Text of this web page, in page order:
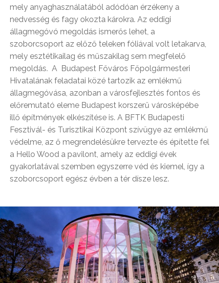
mely anyaghasználatából adódóan érzékeny a
nedvesség és fagy okozta károkra. Az eddigi
állagmegóvó megoldás ismerős lehet, a
szoborcsoport az előző teleken fóliával volt letakarva,
mely esztétikailag és műszakilag sem megfelelő
megoldás. A Budapest Főváros Főpolgármesteri
Hivatalának feladatai közé tartozik az emlékmű
állagmegóvása, azonban a városfejlesztés fontos és
előremutató eleme Budapest korszerű városképébe
illő építmények elkészítése is. A BFTK Budapesti
Fesztivál- és Turisztikai Központ szívügye az emlékmű
védelme, az ő megrendelésükre tervezte és építette fel
a Hello Wood a pavilont, amely az eddigi évek
gyakorlatával szemben egyszerre véd és kiemel, így a
szoborcsoport egész évben a tér dísze lesz.